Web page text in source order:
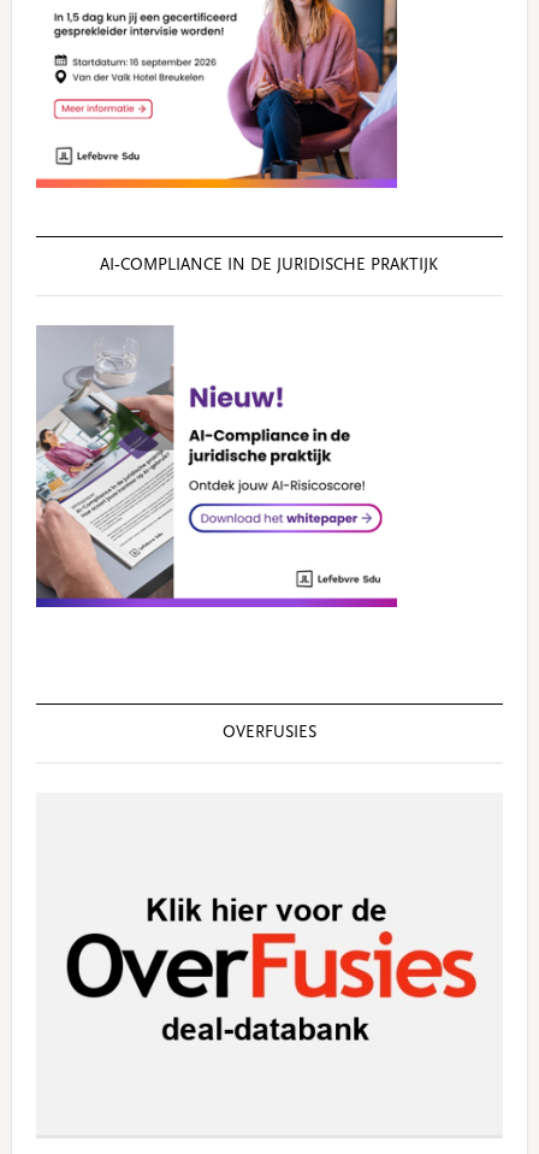
AI‑COMPLIANCE IN DE JURIDISCHE PRAKTIJK
OVERFUSIES